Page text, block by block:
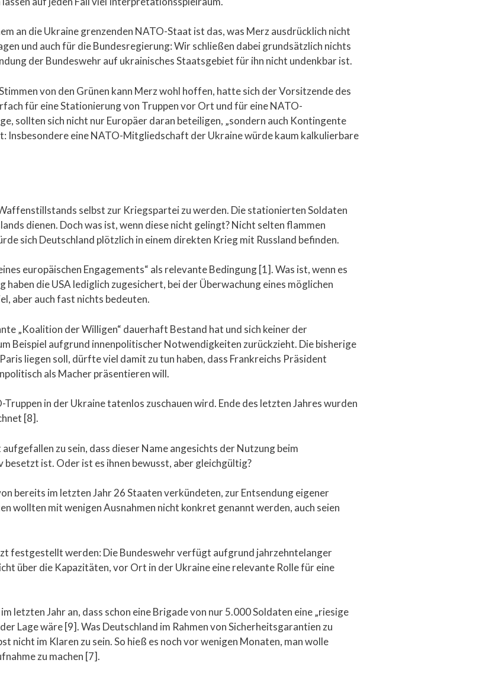
an die Ukraine grenzenden NATO-Staat ist das, was Merz ausdrücklich nicht
und auch für die Bundesregierung: Wir schließen dabei grundsätzlich nichts
der Bundeswehr auf ukrainisches Staatsgebiet für ihn nicht undenkbar ist.
von den Grünen kann Merz wohl hoffen, hatte sich der Vorsitzende des
für eine Stationierung von Truppen vor Ort und für eine NATO-
sollten sich nicht nur Europäer daran beteiligen, „sondern auch Kontingente
Insbesondere eine NATO-Mitgliedschaft der Ukraine würde kaum kalkulierbare
selbst zur Kriegspartei zu werden. Die stationierten Soldaten
dienen. Doch was ist, wenn diese nicht gelingt? Nicht selten flammen
sich Deutschland plötzlich in einem direkten Krieg mit Russland befinden.
europäischen Engagements“ als relevante Bedingung [1]. Was ist, wenn es
die USA lediglich zugesichert, bei der Überwachung eines möglichen
aber auch fast nichts bedeuten.
„Koalition der Willigen“ dauerhaft Bestand hat und sich keiner der
Beispiel aufgrund innenpolitischer Notwendigkeiten zurückzieht. Die bisherige
liegen soll, dürfte viel damit zu tun haben, dass Frankreichs Präsident
als Macher präsentieren will.
in der Ukraine tatenlos zuschauen wird. Ende des letzten Jahres wurden
[8].
zu sein, dass dieser Name angesichts der Nutzung beim
ist. Oder ist es ihnen bewusst, aber gleichgültig?
bereits im letzten Jahr 26 Staaten verkündeten, zur Entsendung eigener
wollten mit wenigen Ausnahmen nicht konkret genannt werden, auch seien
festgestellt werden: Die Bundeswehr verfügt aufgrund jahrzehntelanger
über die Kapazitäten, vor Ort in der Ukraine eine relevante Rolle für eine
Jahr an, dass schon eine Brigade von nur 5.000 Soldaten eine „riesige
Lage wäre [9]. Was Deutschland im Rahmen von Sicherheitsgarantien zu
nicht im Klaren zu sein. So hieß es noch vor wenigen Monaten, man wolle
zu machen [7].